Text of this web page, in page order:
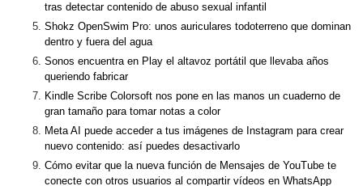
tras detectar contenido de abuso sexual infantil
Shokz OpenSwim Pro: unos auriculares todoterreno que dominan
dentro y fuera del agua
Sonos encuentra en Play el altavoz portátil que llevaba años
queriendo fabricar
Kindle Scribe Colorsoft nos pone en las manos un cuaderno de
gran tamaño para tomar notas a color
Meta AI puede acceder a tus imágenes de Instagram para crear
nuevo contenido: así puedes desactivarlo
Cómo evitar que la nueva función de Mensajes de YouTube te
conecte con otros usuarios al compartir vídeos en WhatsApp